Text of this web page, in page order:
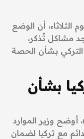
الثلاثاء، أن الوضع
مشاكل تُذكر،
بشأن الحصة
بشأن
أوضح وزير الموارد
مع تركيا لضمان